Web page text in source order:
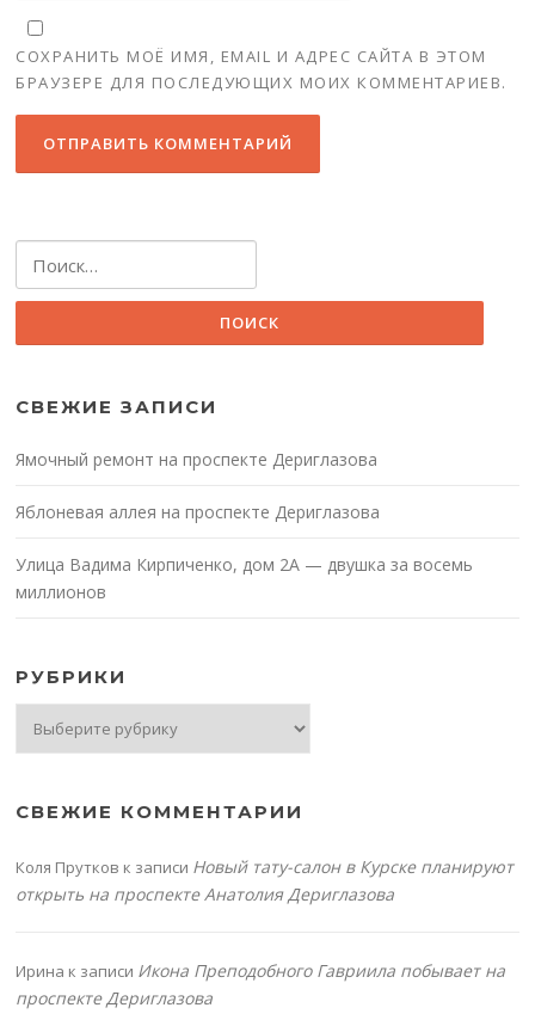
СОХРАНИТЬ МОЁ ИМЯ, EMAIL И АДРЕС САЙТА В ЭТОМ
БРАУЗЕРЕ ДЛЯ ПОСЛЕДУЮЩИХ МОИХ КОММЕНТАРИЕВ.
СВЕЖИЕ ЗАПИСИ
Ямочный ремонт на проспекте Дериглазова
Яблоневая аллея на проспекте Дериглазова
Улица Вадима Кирпиченко, дом 2А — двушка за восемь
миллионов
РУБРИКИ
СВЕЖИЕ КОММЕНТАРИИ
Коля Прутков к записи Новый тату-салон в Курске планируют
открыть на проспекте Анатолия Дериглазова
Ирина к записи Икона Преподобного Гавриила побывает на
проспекте Дериглазова